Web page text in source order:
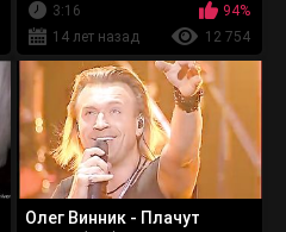
3:16
94%
14 лет назад
12 754
Олег Винник - Плачут